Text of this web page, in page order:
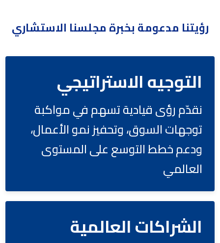
رؤيتنا مدعومة بخبرة مجلسنا الاستشاري
التوجيه الاستراتيجي
نقدّم رؤى قيادية تسهم في مواكبة
توجهات السوق، وتحفيز نمو الأعمال،
ودعم خطط التوسع على المستوى
العالمي
الشراكات العالمية